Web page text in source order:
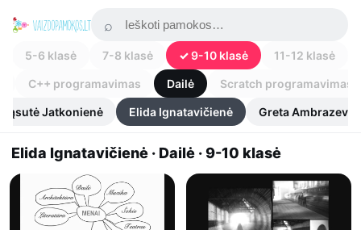
5-6 klasė 7-8 klasė 9-10 klasė 11-12 klasė
C++ programavimas Dailė Scratch programavimas
Jatkonienė Elida Ignatavičienė Greta
Elida Ignatavičienė · Dailė · 9-10 klasė